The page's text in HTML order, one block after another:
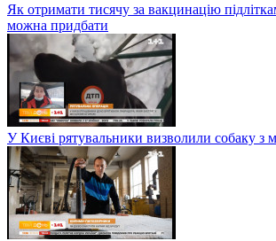
Як отримати тисячу за вакцинацію
можна придбати
У Києві рятувальники визволили собаку з